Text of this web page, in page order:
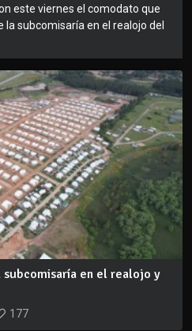
este viernes el comodato que
subcomisaría en el realojo del
en el realojo y
177